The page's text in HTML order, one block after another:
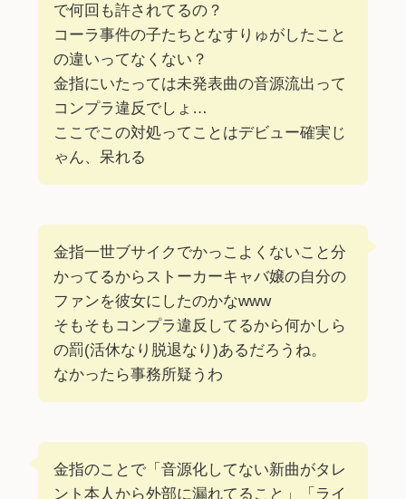
で何回も許されてるの？
コーラ事件の子たちとなすりゅがしたこと
の違いってなくない？
金指にいたっては未発表曲の音源流出って
コンプラ違反でしょ…
ここでこの対処ってことはデビュー確実じ
ゃん、呆れる
金指一世ブサイクでかっこよくないこと分
かってるからストーカーキャバ嬢の自分の
ファンを彼女にしたのかなwww
そもそもコンプラ違反してるから何かしら
の罰(活休なり脱退なり)あるだろうね。
なかったら事務所疑うわ
金指のことで「音源化してない新曲がタレ
ント本人から外部に漏れてること」「ライ